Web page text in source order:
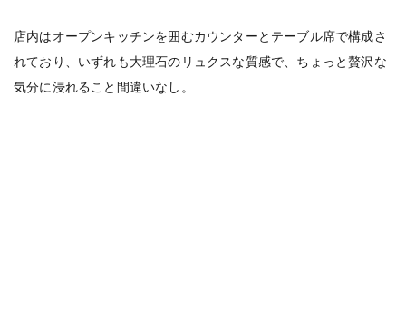
店内はオープンキッチンを囲むカウンターとテーブル席で構成さ
れており、いずれも大理石のリュクスな質感で、ちょっと贅沢な
気分に浸れること間違いなし。